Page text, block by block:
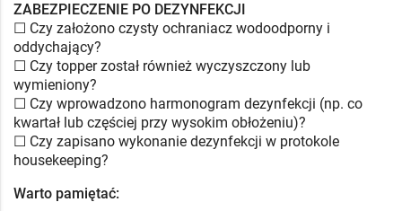
ZABEZPIECZENIE PO DEZYNFEKCJI
☐ Czy założono czysty ochraniacz wodoodporny i
oddychający?
☐ Czy topper został również wyczyszczony lub
wymieniony?
☐ Czy wprowadzono harmonogram dezynfekcji (np. co
kwartał lub częściej przy wysokim obłożeniu)?
☐ Czy zapisano wykonanie dezynfekcji w protokole
housekeeping?
Warto pamiętać: